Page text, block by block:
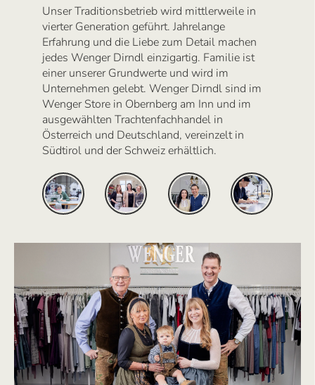
Unser Traditionsbetrieb wird mittlerweile in
vierter Generation geführt. Jahrelange
Erfahrung und die Liebe zum Detail machen
jedes Wenger Dirndl einzigartig. Familie ist
einer unserer Grundwerte und wird im
Unternehmen gelebt. Wenger Dirndl sind im
Wenger Store in Obernberg am Inn und im
ausgewählten Trachtenfachhandel in
Österreich und Deutschland, vereinzelt in
Südtirol und der Schweiz erhältlich.